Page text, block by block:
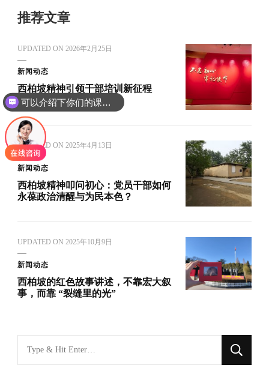
推荐文章
UPDATED ON 2026年2月25日
新闻动态
西柏坡精神引领干部培训新征程
UPDATED ON 2025年4月13日
新闻动态
西柏坡精神叩问初心：党员干部如何
永葆政治清醒与为民本色？
UPDATED ON 2025年10月9日
新闻动态
西柏坡的红色故事讲述，不靠宏大叙
事，而靠 “裂缝里的光”
什